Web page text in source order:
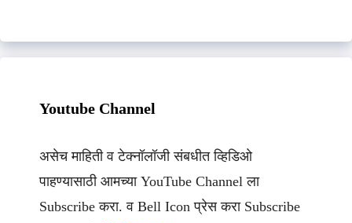
Youtube Channel
असेच माहिती व टेक्नॉलॉजी संबधीत व्हिडिओ
पाहण्यासाठी आमच्या YouTube Channel ला
Subscribe करा. व Bell Icon प्रेस करा Subscribe